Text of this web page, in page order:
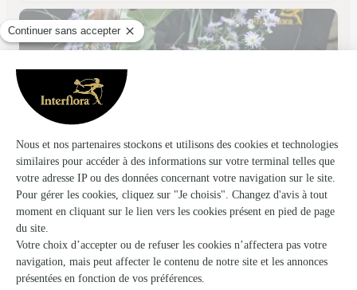
Au Paillon Fleuri
Nice
★ ★★★ ★4.6 (88)
1, place de Tende
Voir la boutique